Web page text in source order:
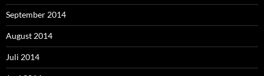
September 2014
August 2014
Juli 2014